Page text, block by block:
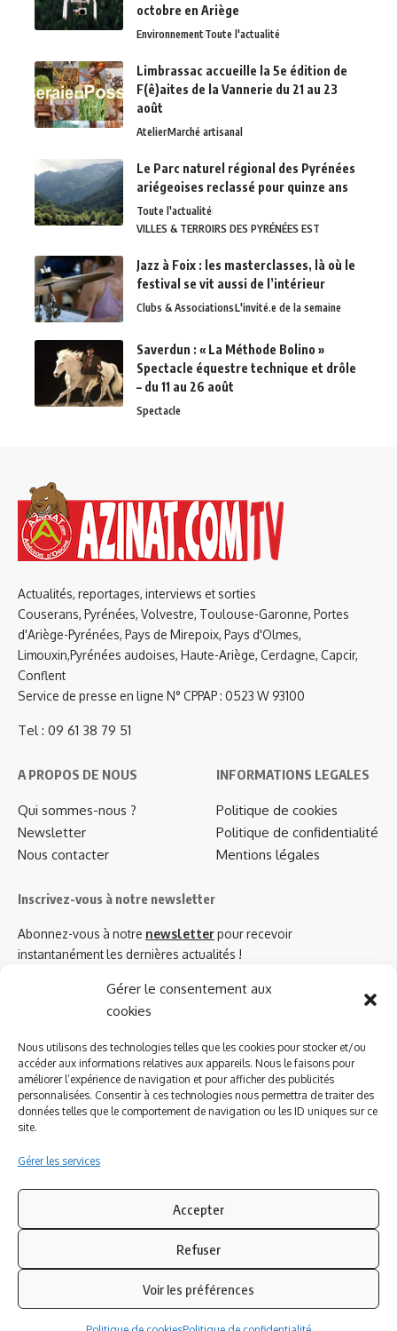
Gérer le consentement aux
cookies
Nous utilisons des technologies telles que les cookies pour stocker et/ou
accéder aux informations relatives aux appareils. Nous le faisons pour
améliorer l’expérience de navigation et pour afficher des publicités
personnalisées. Consentir à ces technologies nous permettra de traiter des
données telles que le comportement de navigation ou les ID uniques sur ce
site.
Gérer les services
Accepter
Refuser
Voir les préférences
octobre en Ariège
EnvironnementToute l'actualité
Limbrassac accueille la 5e édition de
F(ê)aites de la Vannerie du 21 au 23
août
AtelierMarché artisanal
Le Parc naturel régional des Pyrénées
ariégeoises reclassé pour quinze ans
Toute l'actualité
VILLES & TERROIRS DES PYRÉNÉES EST
Jazz à Foix : les masterclasses, là où le
festival se vit aussi de l’intérieur
Clubs & AssociationsL'invité.e de la semaine
Saverdun : « La Méthode Bolino »
Spectacle équestre technique et drôle
– du 11 au 26 août
Spectacle
Actualités, reportages, interviews et sorties
Couserans, Pyrénées, Volvestre, Toulouse-Garonne, Portes
d'Ariège-Pyrénées, Pays de Mirepoix, Pays d'Olmes,
Limouxin,Pyrénées audoises, Haute-Ariège, Cerdagne, Capcir,
Conflent
Service de presse en ligne N° CPPAP : 0523 W 93100
Tel : 09 61 38 79 51
A PROPOS DE NOUS
Qui sommes-nous ?
Newsletter
Nous contacter
INFORMATIONS LEGALES
Politique de cookies
Politique de confidentialité
Mentions légales
Inscrivez-vous à notre newsletter
Abonnez-vous à notre newsletterpour recevoir
instantanément les dernières actualités !
Azinat.com TV soutient
Suivez-nous
© 2023 Azinat.com TV édité et géré par WOOMEET SAS, powered by